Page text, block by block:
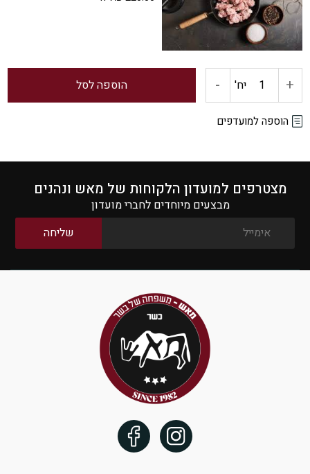
פרוס-במגש
300
+ כמות
של
עגל
יח' - הוספה לסל
הוספה למועדפים
מצטרפים למועדון הלקוחות של מאש ונהנים
מבצעים מיוחדים לחברי מועדון